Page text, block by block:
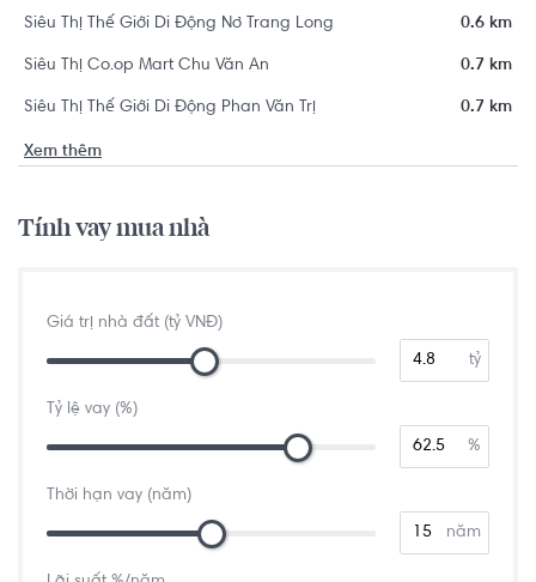
Siêu Thị Thế Giới Di Động Nơ Trang Long 0.6 km
Siêu Thị Co.op Mart Chu Văn An 0.7 km
Siêu Thị Thế Giới Di Động Phan Văn Trị 0.7 km
Xem thêm
Tính vay mua nhà
Giá trị nhà đất (tỷ VNĐ)
tỷ
Tỷ lệ vay (%)
%
Thời hạn vay (năm)
năm